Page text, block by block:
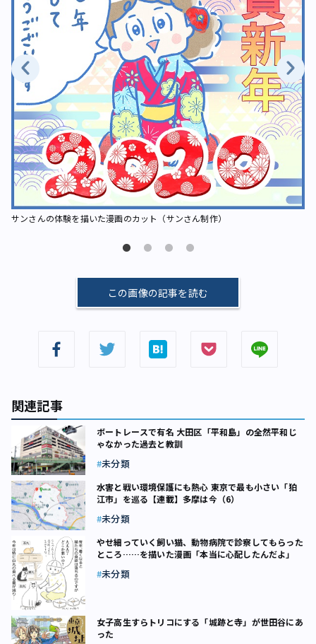
サンさんの体験を描いた漫画のカット（サンさん制作）
この画像の記事を読む
関連記事
ボートレースで有名 大田区「平和島」の全然平和じ
ゃなかった過去と教訓
未分類
水害と戦い環境保護にも熱心 東京で最も小さい「狛
江市」を巡る【連載】多摩は今（6）
未分類
やせ細っていく飼い猫、動物病院で診察してもらった
ところ……を描いた漫画「本当に心配したんだよ」
未分類
女子高生すらトリコにする「城跡と寺」が世田谷にあ
った